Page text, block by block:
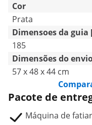
Cor
Prata
Dimensoes da guia
185
Dimensões do
57 x 48 x 44 cm
Pacote de
Máquina de fatiar